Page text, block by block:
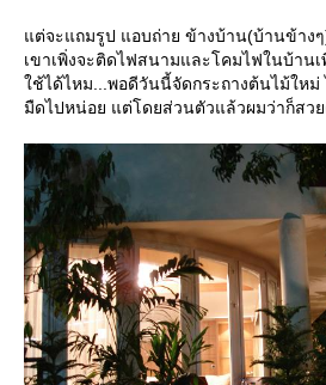
ต่จะแถมรูป แอบถ่าย ข้างบ้าน(บ้านข้าง
เขาเพิ่งจะติดไฟสนามและโคมไฟในบ้าน
ช้ได้ไหม...พอดีวันนี้จัดกระถางต้นไม้ใหม่
มืดไปหน่อย แต่โดยส่วนตัวแล้วผมว่าก็สว